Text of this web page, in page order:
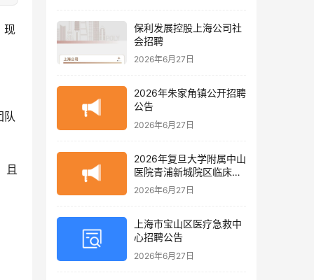
现
队
且
保利发展控股上海公司社
会招聘
2026年6月27日
2026年朱家角镇公开招聘
公告
2026年6月27日
2026年复旦大学附属中山
医院青浦新城院区临床护
理岗位招聘启事
2026年6月27日
上海市宝山区医疗急救中
心招聘公告
2026年6月27日